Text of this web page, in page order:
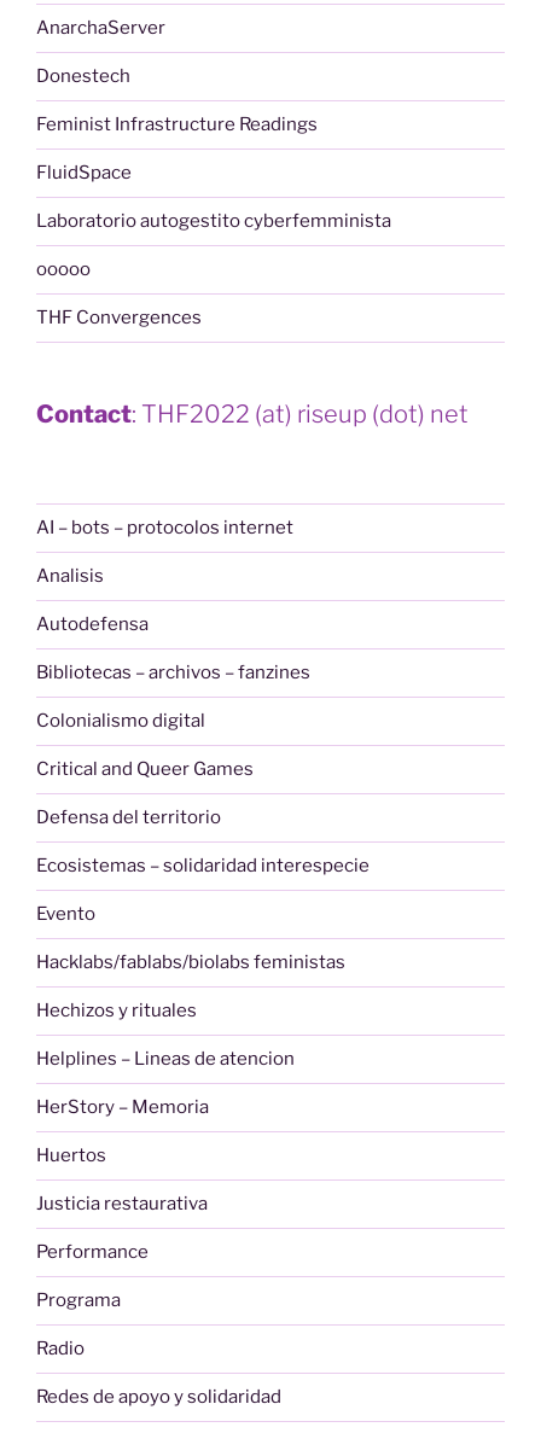
AnarchaServer
Donestech
Feminist Infrastructure Readings
FluidSpace
Laboratorio autogestito cyberfemminista
ooooo
THF Convergences
Contact: THF2022 (at) riseup (dot) net
AI – bots – protocolos internet
Analisis
Autodefensa
Bibliotecas – archivos – fanzines
Colonialismo digital
Critical and Queer Games
Defensa del territorio
Ecosistemas – solidaridad interespecie
Evento
Hacklabs/fablabs/biolabs feministas
Hechizos y rituales
Helplines – Lineas de atencion
HerStory – Memoria
Huertos
Justicia restaurativa
Performance
Programa
Radio
Redes de apoyo y solidaridad